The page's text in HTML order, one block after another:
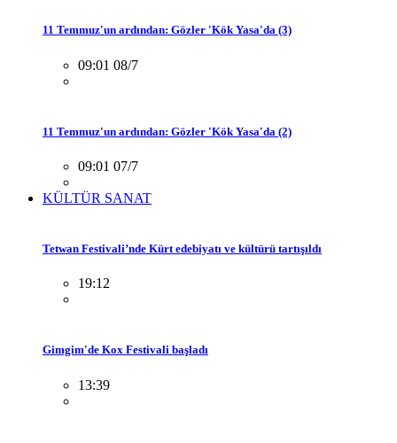
11 Temmuz'un ardından: Gözler 'Kök Yasa'da (3)
09:01 08/7
11 Temmuz'un ardından: Gözler 'Kök Yasa'da (2)
09:01 07/7
KÜLTÜR SANAT
Tetwan Festivali’nde Kürt edebiyatı ve kültürü tartışıldı
19:12
Gimgim'de Kox Festivali başladı
13:39